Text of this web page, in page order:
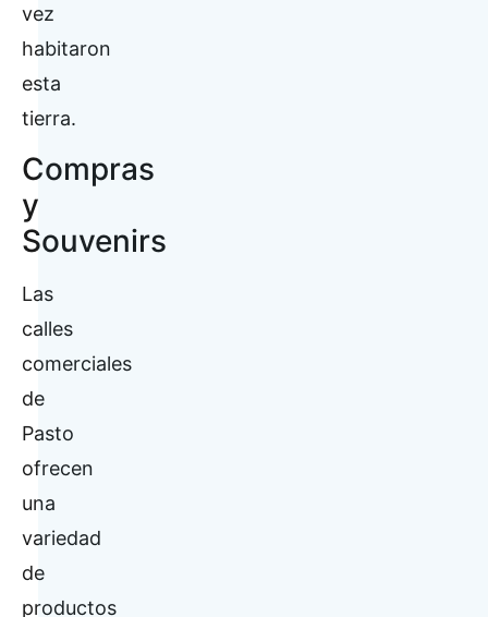
vez
habitaron
esta
tierra.
Compras
y
Souvenirs
Las
calles
comerciales
de
Pasto
ofrecen
una
variedad
de
productos